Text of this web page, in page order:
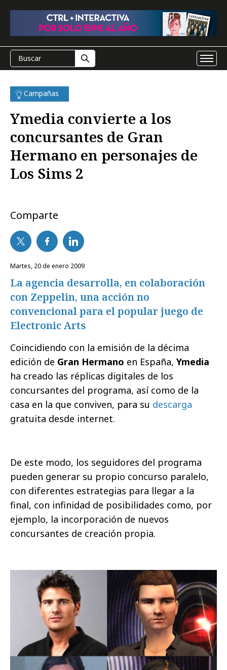
Campañas
Ymedia convierte a los
concursantes de Gran
Hermano en personajes de
Los Sims 2
Comparte
martes, 20 de enero 2009
La agencia desarrolla, en colaboración
con Zeppelin, una acción no
convencional para el popular juego de
Electronic Arts
Coincidiendo con la emisión de la décima
edición de Gran Hermano en España, Ymedia
ha creado las réplicas digitales de los
concursantes del programa, así como de la
casa en la que conviven, para su descarga
gratuita desde internet.
De este modo, los seguidores del programa
pueden generar su propio concurso paralelo,
con diferentes estrategias para llegar a la
final, con infinidad de posibilidades como, por
ejemplo, la incorporación de nuevos
concursantes de creación propia.